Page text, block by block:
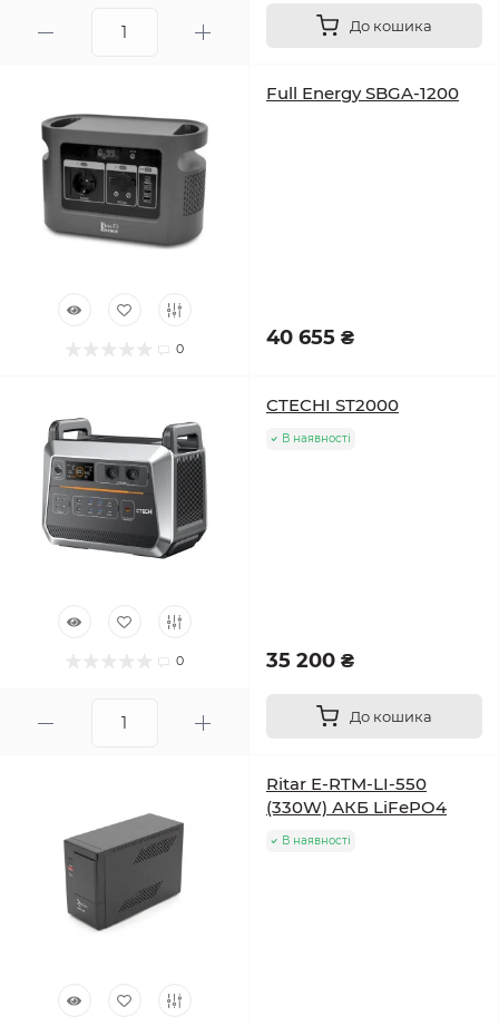
До кошика
0
Full Energy SBGA-1200
40 655 ₴
0
CTECHI ST2000
В наявності
35 200 ₴
До кошика
Ritar E-RTM-LI-550
(330W) АКБ LiFePO4
В наявності